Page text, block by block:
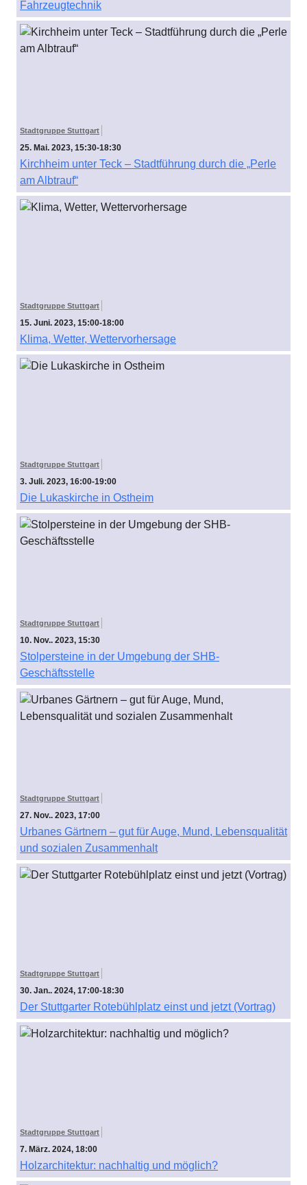
Fahrzeugtechnik
Stadtgruppe Stuttgart
25. Mai. 2023, 15:30-18:30
Kirchheim unter Teck – Stadtführung durch die „Perle
am Albtrauf“
Stadtgruppe Stuttgart
15. Juni. 2023, 15:00-18:00
Klima, Wetter, Wettervorhersage
Stadtgruppe Stuttgart
3. Juli. 2023, 16:00-19:00
Die Lukaskirche in Ostheim
Stadtgruppe Stuttgart
10. Nov.. 2023, 15:30
Stolpersteine in der Umgebung der SHB-
Geschäftsstelle
Stadtgruppe Stuttgart
27. Nov.. 2023, 17:00
Urbanes Gärtnern – gut für Auge, Mund, Lebensqualität
und sozialen Zusammenhalt
Stadtgruppe Stuttgart
30. Jan.. 2024, 17:00-18:30
Der Stuttgarter Rotebühlplatz einst und jetzt (Vortrag)
Stadtgruppe Stuttgart
7. März. 2024, 18:00
Holzarchitektur: nachhaltig und möglich?